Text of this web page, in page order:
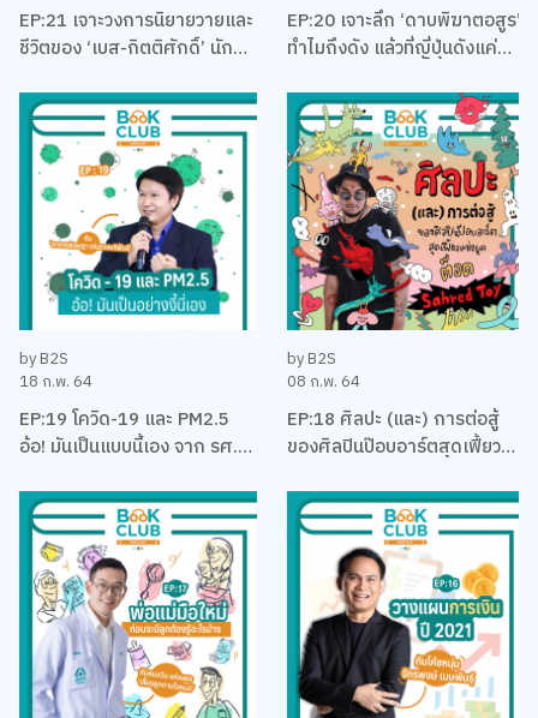
EP:21 เจาะวงการนิยายวายและ
ชีวิตของ ‘เบส-กิตติศักดิ์’ นัก
บริหาร
EP:20 เจาะลึก ‘ดาบพิฆาตอสูร’
ทำไมถึงดัง แล้วที่ญี่ปุ่นดังแค่
คุง-ณัฐพงศ์ ไชยวานิชย์ผล
by B2S
18 ก.พ. 64
EP:19 โควิด-19 และ PM2.5
อ้อ! มันเป็นแบบนี้เอง จาก รศ.
by B2S
08 ก.พ. 64
EP:18 ศิลปะ (และ) การต่อสู้
ของศิลปินป๊อบอาร์ตสุดเฟี้ยว